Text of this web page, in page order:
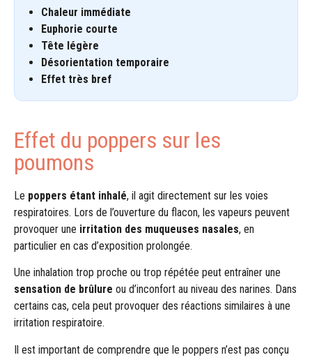
Chaleur immédiate
Euphorie courte
Tête légère
Désorientation temporaire
Effet très bref
Effet du poppers sur les
poumons
Le poppers étant inhalé, il agit directement sur les voies
respiratoires. Lors de l’ouverture du flacon, les vapeurs peuvent
provoquer une irritation des muqueuses nasales, en
particulier en cas d’exposition prolongée.
Une inhalation trop proche ou trop répétée peut entraîner une
sensation de brûlure ou d’inconfort au niveau des narines. Dans
certains cas, cela peut provoquer des réactions similaires à une
irritation respiratoire.
Il est important de comprendre que le poppers n’est pas conçu